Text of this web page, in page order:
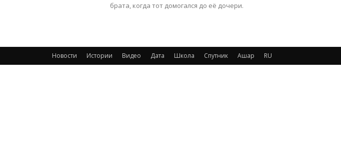
брата, когда тот домогался до её дочери.
Новости Истории Видео Дата Школа Спутник Ашар RU